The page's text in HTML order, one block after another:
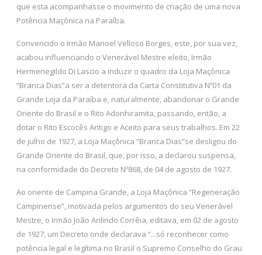
que esta acompanhasse o movimento de criação de uma nova
Potência Maçônica na Paraíba.
Convencido o Irmão Manoel Velloso Borges, este, por sua vez,
acabou influenciando o Venerável Mestre eleito, Irmão
Hermenegildo Di Lascio a induzir o quadro da Loja Maçônica
“Branca Dias”a ser a detentora da Carta Constitutiva Nº01 da
Grande Loja da Paraíba e, naturalmente, abandonar o Grande
Oriente do Brasil e o Rito Adonhiramita, passando, então, a
dotar o Rito Escocês Antigo e Aceito para seus trabalhos. Em 22
de julho de 1927, a Loja Maçônica “Branca Dias”se desligou do
Grande Oriente do Brasil, que, por isso, a declarou suspensa,
na conformidade do Decreto Nº868, de 04 de agosto de 1927.
Ao oriente de Campina Grande, a Loja Maçônica “Regeneração
Campinense”, motivada pelos argumentos do seu Venerável
Mestre, o Irmão João Arilindo Corrêia, editava, em 02 de agosto
de 1927, um Decreto onde declarava “...só reconhecer como
potência legal e legítima no Brasil o Supremo Conselho do Grau